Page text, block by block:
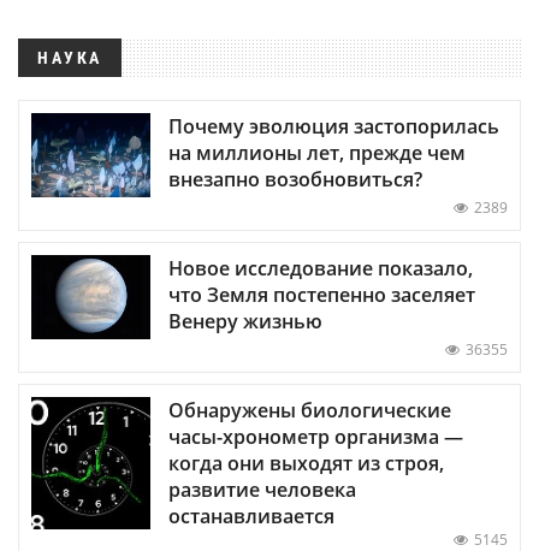
НАУКА
Почему эволюция застопорилась
на миллионы лет, прежде чем
внезапно возобновиться?
2389
Новое исследование показало,
что Земля постепенно заселяет
Венеру жизнью
36355
Обнаружены биологические
часы-хронометр организма —
когда они выходят из строя,
развитие человека
останавливается
5145